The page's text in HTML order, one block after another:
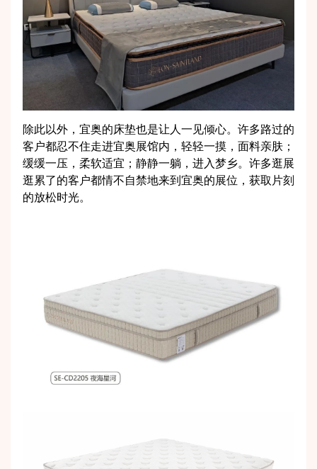
除此以外，宜奥的床垫也是让人一见倾心。许多路过的
客户都忍不住走进宜奥展馆内，轻轻一摸，面料亲肤；
缓缓一压，柔软适宜；静静一躺，进入梦乡。许多逛展
逛累了的客户都情不自禁地来到宜奥的展位，获取片刻
的放松时光。